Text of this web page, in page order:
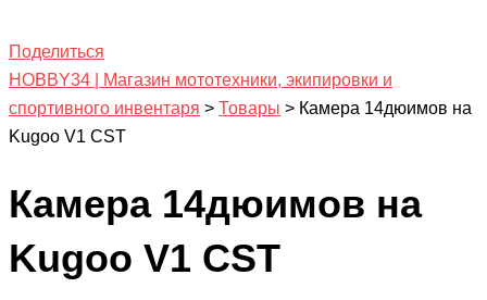
Поделиться
HOBBY34 | Магазин мототехники, экипировки и
спортивного инвентаря > Товары > Камера 14дюимов на
Kugoo V1 CST
Камера 14дюимов на
Kugoo V1 CST